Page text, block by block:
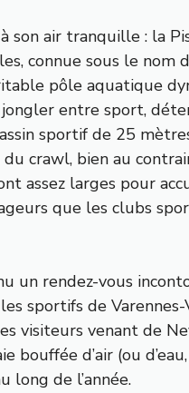
son air tranquille : la
connue sous le nom
pôle aquatique
entre sport,
sportif de 25
crawl, bien au
assez larges pour
que les clubs
un rendez-vous
sportifs de Varennes-
visiteurs venant de
bouffée d’air (ou
long de l’année.